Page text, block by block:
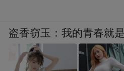
盗香窃玉：我的青春就